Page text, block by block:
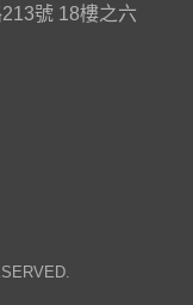
號 18樓之六